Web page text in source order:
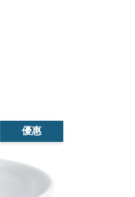
優惠